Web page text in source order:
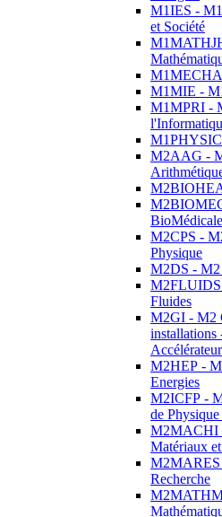
M1IES -
et Société
M1MIE -
M1MPRI -
M2AAG -
BioMédicale
M2CPS -
Physique
M2DS - M2
M2FLUIDS
Fluides
M2GI - M2
installations
M2HEP -
Energies
M2ICFP -
de
M2MACHI
Matériaux
M2MARES
Recherche